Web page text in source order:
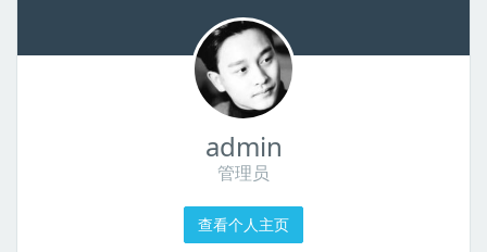
admin
管理员
查看个人主页